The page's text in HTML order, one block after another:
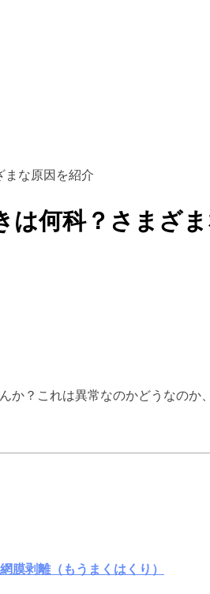
まな原因を紹介
は何科？さまざ
か？これは異常なのかどうなの
膜剥離（もうまくはくり）